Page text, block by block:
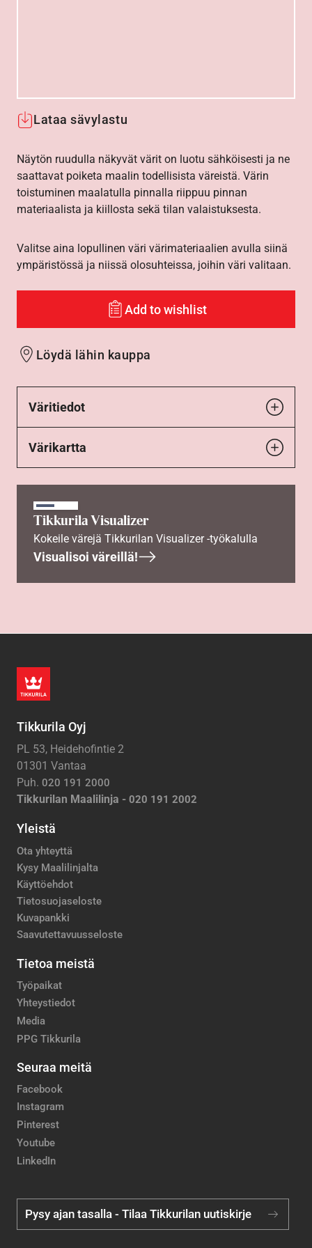
Lataa sävylastu
Näytön ruudulla näkyvät värit on luotu sähköisesti ja ne
saattavat poiketa maalin todellisista väreistä. Värin
toistuminen maalatulla pinnalla riippuu pinnan
materiaalista ja kiillosta sekä tilan valaistuksesta.
Valitse aina lopullinen väri värimateriaalien avulla siinä
ympäristössä ja niissä olosuhteissa, joihin väri valitaan.
Add to wishlist
Löydä lähin kauppa
Väritiedot
Värikartta
Tikkurila Visualizer
Kokeile värejä Tikkurilan Visualizer -työkalulla
Visualisoi väreillä!
Tikkurila Oyj
PL 53, Heidehofintie 2
01301 Vantaa
Puh. 020 191 2000
Tikkurilan Maalilinja - 020 191 2002
Yleistä
Ota yhteyttä
Kysy Maalilinjalta
Käyttöehdot
Tietosuojaseloste
Kuvapankki
Saavutettavuusseloste
Tietoa meistä
Työpaikat
Yhteystiedot
Media
PPG Tikkurila
Seuraa meitä
Facebook
Instagram
Pinterest
Youtube
LinkedIn
Pysy ajan tasalla - Tilaa Tikkurilan uutiskirje